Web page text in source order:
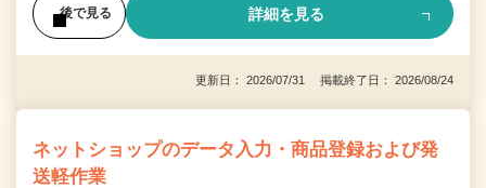
後で見る 詳細を見る
更新日： 2026/07/31 掲載終了日： 2026/08/24
ネットショップのデータ入力・商品登録および発
送軽作業